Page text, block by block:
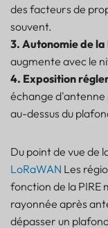
des facteurs de
souvent.
3. Autonomie de
augmente avec le
4. Exposition
échange d'antenne
au-dessus du
Du point de vue de
LoRaWAN Les
fonction de la PIRE
rayonnée après
dépasser un